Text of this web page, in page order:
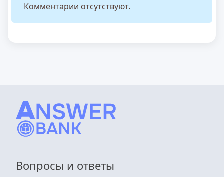
Комментарии отсутствуют.
Вопросы и ответы